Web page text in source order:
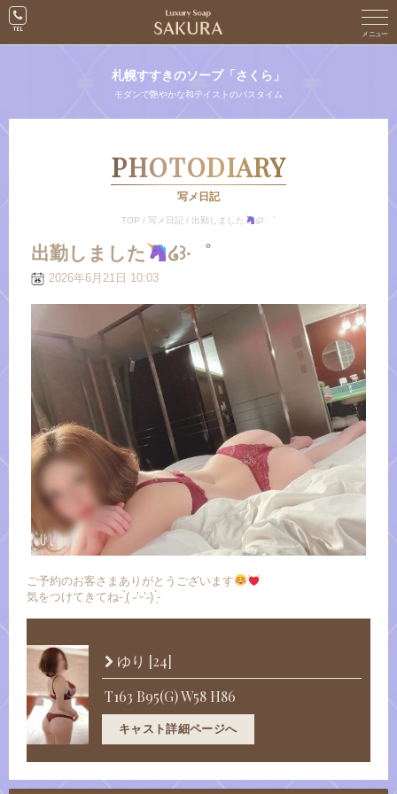
札幌すすきのソープ「さくら」
モダンで艶やかな和テイストのバスタイム
PHOTODIARY
写メ日記
TOP /写メ日記 / 出勤しました ໒꒱·゜
出勤しました ໒꒱·゜
2026年6月21日 10:03
ご予約のお客さまありがとうございます
気をつけてきてね- ̗̀( ˶’ᵕ’˶) ̖́-
ゆり [24]
T163 B95(G) W58 H86
キャスト詳細ページへ